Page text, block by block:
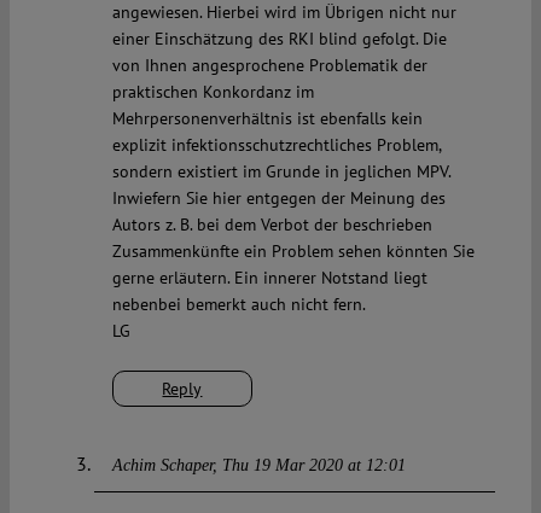
Reply
angewiesen. Hierbei wird im Übrigen nicht nur
einer Einschätzung des RKI blind gefolgt. Die
von Ihnen angesprochene Problematik der
praktischen Konkordanz im
Mehrpersonenverhältnis ist ebenfalls kein
explizit infektionsschutzrechtliches Problem,
sondern existiert im Grunde in jeglichen MPV.
Inwiefern Sie hier entgegen der Meinung des
Autors z. B. bei dem Verbot der beschrieben
Zusammenkünfte ein Problem sehen könnten Sie
gerne erläutern. Ein innerer Notstand liegt
nebenbei bemerkt auch nicht fern.
LG
Achim Schaper Thu 19 Mar 2020 at 12:01